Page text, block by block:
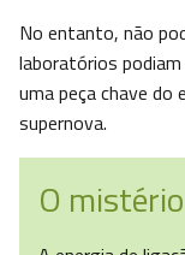
No entanto, não
laboratórios
uma peça chave do
supernova.
O